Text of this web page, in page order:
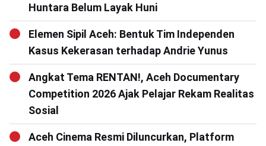
Huntara Belum Layak Huni
Elemen Sipil Aceh: Bentuk Tim Independen
Kasus Kekerasan terhadap Andrie Yunus
Angkat Tema RENTAN!, Aceh Documentary
Competition 2026 Ajak Pelajar Rekam Realitas
Sosial
Aceh Cinema Resmi Diluncurkan, Platform